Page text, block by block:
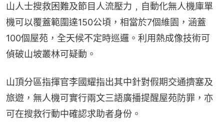
山人士搜救困難及節目人流壓力﹐自動化無人機庫單
機可以覆蓋範圍達150公頃，相當於7個維園，涵蓋
100個屋苑，全天候不定時巡邏。利用熱成像技術可
偵破山坡叢林可疑動。
山頂分區指揮官李國耀指出其中針對假期交通擠塞及
旅遊，無人機可實行兩文三語廣播提醒屋苑防罪，亦
可在搜救行動中確認求助者身份。